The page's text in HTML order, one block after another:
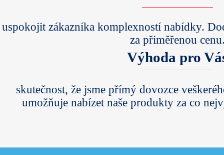
uspokojit zákazníka komplexností nabídky.
za přiměřenou
Výhoda pro
skutečnost, že jsme přímý dovozce
umožňuje nabízet naše produkty za co